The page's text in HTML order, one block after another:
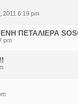
2011 6:19 pm
ΠΕΤΑΛΙΕΡΑ
pm